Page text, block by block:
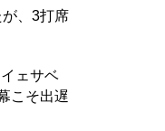
、3打席
ェサベ
こそ出遅